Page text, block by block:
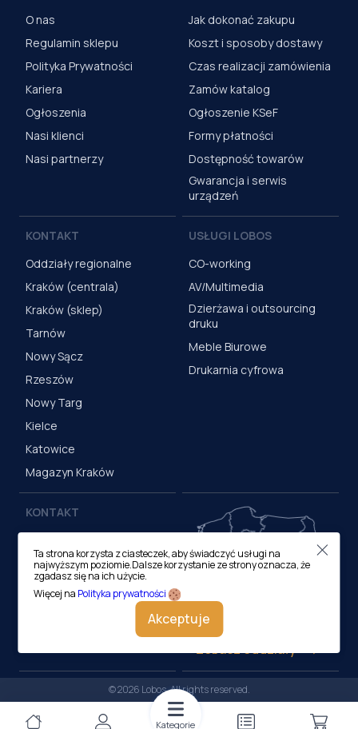
O nas
Regulamin sklepu
Polityka Prywatności
Kariera
Ogłoszenia
Nasi klienci
Nasi partnerzy
Jak dokonać zakupu
Koszt i sposoby dostawy
Czas realizacji zamówienia
Zamów katalog
Ogłoszenie KSeF
Formy płatności
Dostępność towarów
Gwarancja i serwis
urządzeń
KONTAKT
Oddziały regionalne
Kraków (centrala)
Kraków (sklep)
Tarnów
Nowy Sącz
Rzeszów
Nowy Targ
Kielce
Katowice
Magazyn Kraków
USŁUGI LOBOS
CO-working
AV/Multimedia
Dzierżawa i outsourcing
druku
Meble Biurowe
Drukarnia cyfrowa
KONTAKT
ul. M. Medweckiego 17, 31-
870 Kraków
tel.:12 413 20 00
biuro@lobos.pl
Zobacz oddziały
© 2026 Lobos. All rights reserved.
Ta strona korzysta z ciasteczek, aby świadczyć usługi na
najwyższym poziomie.Dalsze korzystanie ze strony oznacza, że
zgadasz się na ich użycie.
Więcej na Polityka prywatności
Akceptuje
Kategorie